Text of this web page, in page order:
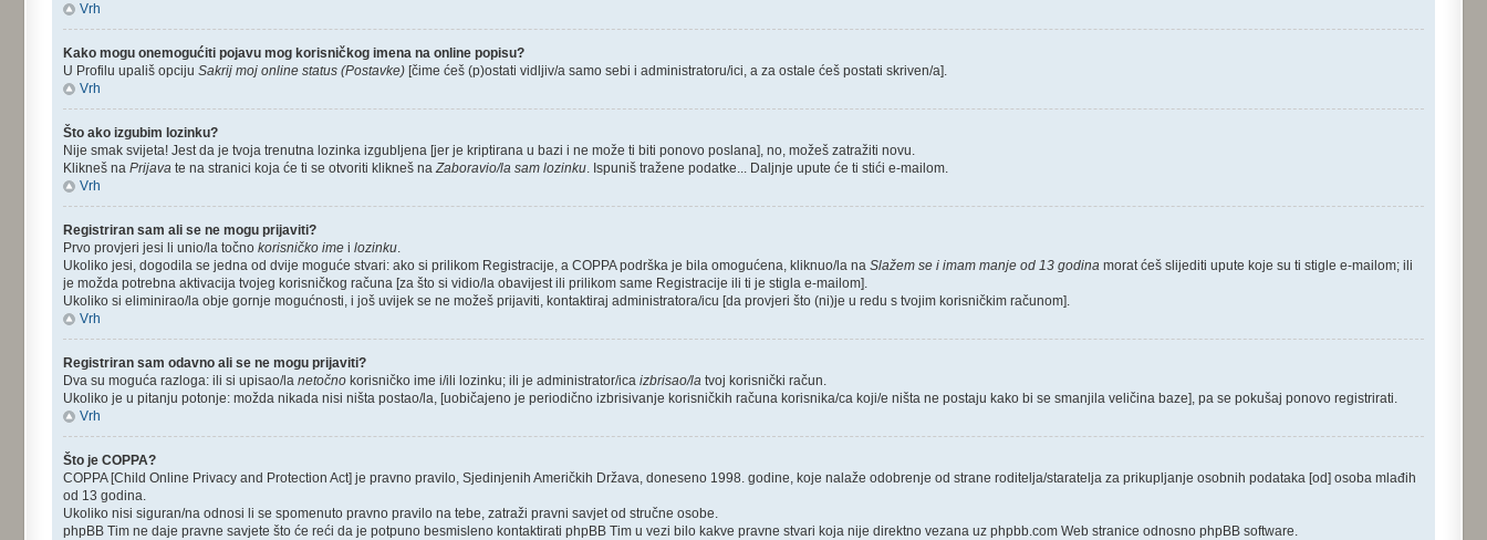
Vrh
Kako mogu onemogućiti pojavu mog korisničkog imena na online popisu?
U Profilu upališ opcijuSakrij moj online status (Postavke) [čime ćeš (p)ostati vidljiv/a samo sebi i administratoru/ici, a za ostale ćeš postati skriven/a].
Vrh
Što ako izgubim lozinku?
Nije smak svijeta! Jest da je tvoja trenutna lozinka izgubljena [jer je kriptirana u bazi i ne može ti biti ponovo poslana], no, možeš zatražiti novu.
Klikneš naPrijava te na stranici koja će ti se otvoriti klikneš naZaboravio/la sam lozinku. Ispuniš tražene podatke... Daljnje upute će ti stići e-mailom.
Vrh
Registriran sam ali se ne mogu prijaviti?
Prvo provjeri jesi li unio/la točnokorisničko ime ilozinku.
Ukoliko jesi, dogodila se jedna od dvije moguće stvari: ako si prilikom Registracije, a COPPA podrška je bila omogućena, kliknuo/la naSlažem se i imam manje od 13 godina morat ćeš slijediti upute koje su ti stigle e-mailom; ili
je možda potrebna aktivacija tvojeg korisničkog računa [za što si vidio/la obavijest ili prilikom same Registracije ili ti je stigla e-mailom].
Ukoliko si eliminirao/la obje gornje mogućnosti, i još uvijek se ne možeš prijaviti, kontaktiraj administratora/icu [da provjeri što (ni)je u redu s tvojim korisničkim računom].
Vrh
Registriran sam odavno ali se ne mogu prijaviti?
Dva su moguća razloga: ili si upisao/lanetočno korisničko ime i/ili lozinku; ili je administrator/icaizbrisao/la tvoj korisnički račun.
Ukoliko je u pitanju potonje: možda nikada nisi ništa postao/la, [uobičajeno je periodično izbrisivanje korisničkih računa korisnika/ca koji/e ništa ne postaju kako bi se smanjila veličina baze], pa se pokušaj ponovo registrirati.
Vrh
Što je COPPA?
COPPA [Child Online Privacy and Protection Act] je pravno pravilo, Sjedinjenih Američkih Država, doneseno 1998. godine, koje nalaže odobrenje od strane roditelja/staratelja za prikupljanje osobnih podataka [od] osoba mlađih
od 13 godina.
Ukoliko nisi siguran/na odnosi li se spomenuto pravno pravilo na tebe, zatraži pravni savjet od stručne osobe.
phpBB Tim ne daje pravne savjete što će reći da je potpuno besmisleno kontaktirati phpBB Tim u vezi bilo kakve pravne stvari koja nije direktno vezana uz phpbb.com Web stranice odnosno phpBB software.